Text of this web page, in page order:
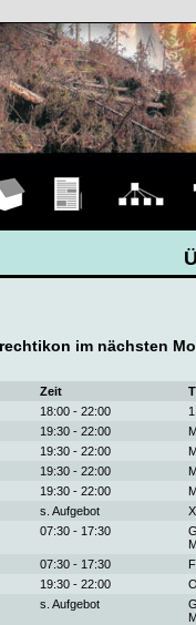
im nächsten
Zeit
18:00 - 22:00
19:30 - 22:00
19:30 - 22:00
19:30 - 22:00
19:30 - 22:00
s. Aufgebot
07:30 - 17:30
07:30 - 17:30
19:30 - 22:00
s. Aufgebot